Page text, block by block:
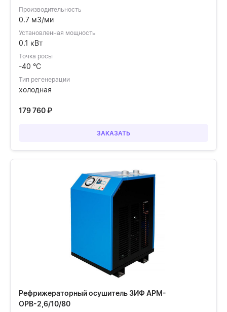
Производительность
0.7 м3/ми
Установленная мощность
0.1 кВт
Точка росы
-40 °C
Тип регенерации
холодная
179 760₽
ЗАКАЗАТЬ
Рефрижераторный осушитель ЗИФ АРМ-
ОРВ-2,6/10/80